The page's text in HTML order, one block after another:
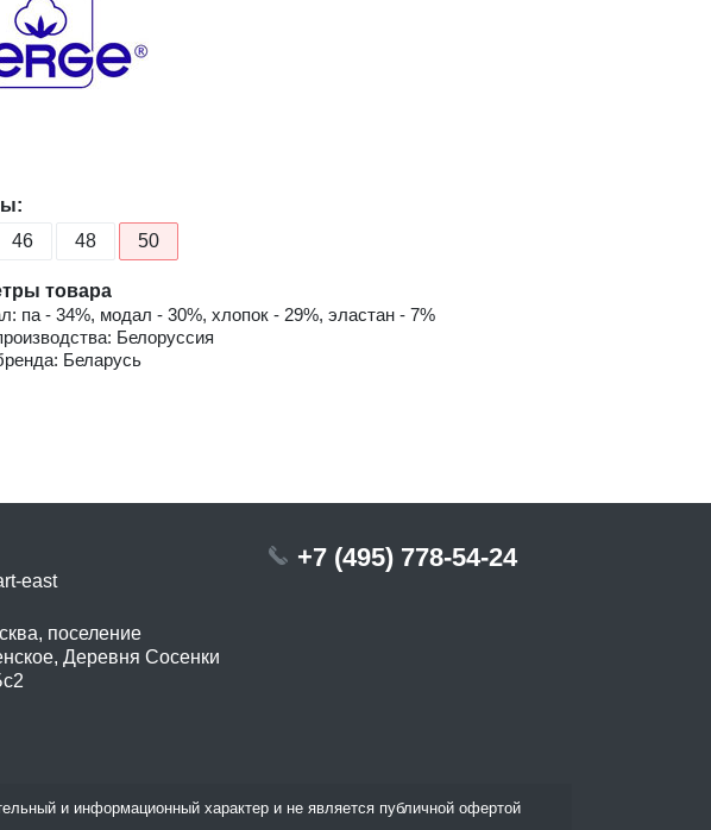
46 48 50
товара
па - 34%, модал - 30%, хлопок - 29%, эластан - 7%
Белоруссия
Беларусь
east
поселение
Деревня Сосенки
+7 (495) 778-54-24
и информационный характер и не является публичной офертой